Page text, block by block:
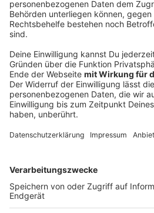
Sortiment anbieten.
Anzeige
Der Entwicklung
Stadt Münster und der
Investorenauswahlverfahren,
AG mit dem Entwurf von
einstimmig als Sieger
Bahn auf der Westseite bilden
Unterquerung der Gleise
Anzeige